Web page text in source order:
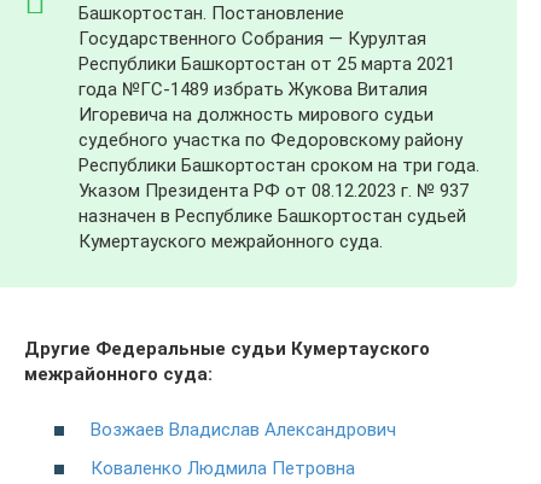
Башкортостан. Постановление
Государственного Собрания — Курултая
Республики Башкортостан от 25 марта 2021
года №ГС-1489 избрать Жукова Виталия
Игоревича на должность мирового судьи
судебного участка по Федоровскому району
Республики Башкортостан сроком на три года.
Указом Президента РФ от 08.12.2023 г. № 937
назначен в Республике Башкортостан судьей
Кумертауского межрайонного суда.
Другие Федеральные судьи Кумертауского
межрайонного суда:
Возжаев Владислав Александрович
Коваленко Людмила Петровна